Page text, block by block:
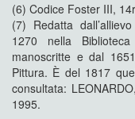
(6) Codice Foster III,
(7) Redatta
1270 nella
manoscritte e dal
Pittura. È del 1817
consultata:
1995.